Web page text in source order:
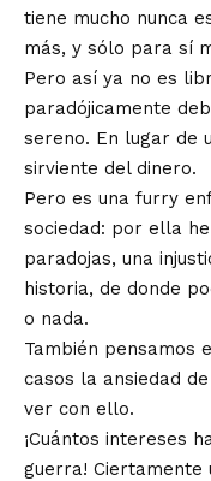
tiene mucho nunca
más, y sólo para sí
Pero así ya no es
paradójicamente
sereno. En lugar de
sirviente del dinero.
Pero es una furry
sociedad: por ella
paradojas, una
historia, de donde
o nada.
También pensamos
casos la ansiedad
ver con ello.
¡Cuántos intereses
guerra! Ciertamente